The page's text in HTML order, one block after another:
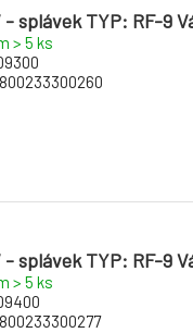
- splávek TYP: RF-9
> 5 ks
- splávek TYP: RF-9
> 5 ks